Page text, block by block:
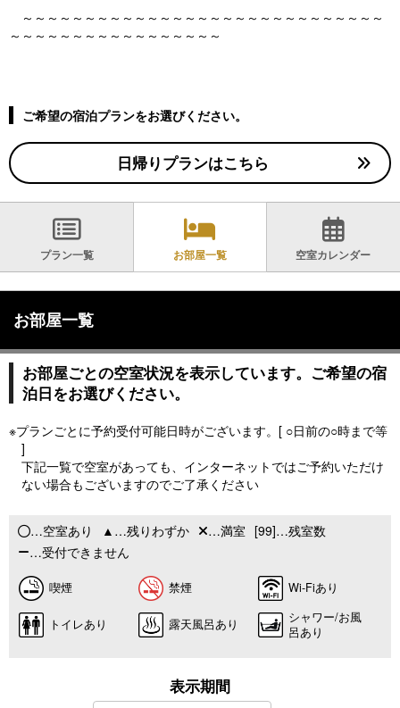
～～～～～～～～～～～～～～～～～～～～～～～～～～～～～
～～～～～～～～～～～～～～～～～
ご希望の宿泊プランをお選びください。
日帰りプランはこちら
プラン一覧 お部屋一覧 空室カレンダー
お部屋一覧
お部屋ごとの空室状況を表示しています。ご希望の宿
泊日をお選びください。
※プランごとに予約受付可能日時がございます。[ ○日前の○時まで等
]
下記一覧で空室があっても、インターネットではご予約いただけ
ない場合もございますのでご了承ください
…空室あり …残りわずか …満室 [99]…残室数
…受付できません
喫煙 禁煙 Wi-Fiあり
トイレあり 露天風呂あり
シャワー/お風
呂あり
表示期間